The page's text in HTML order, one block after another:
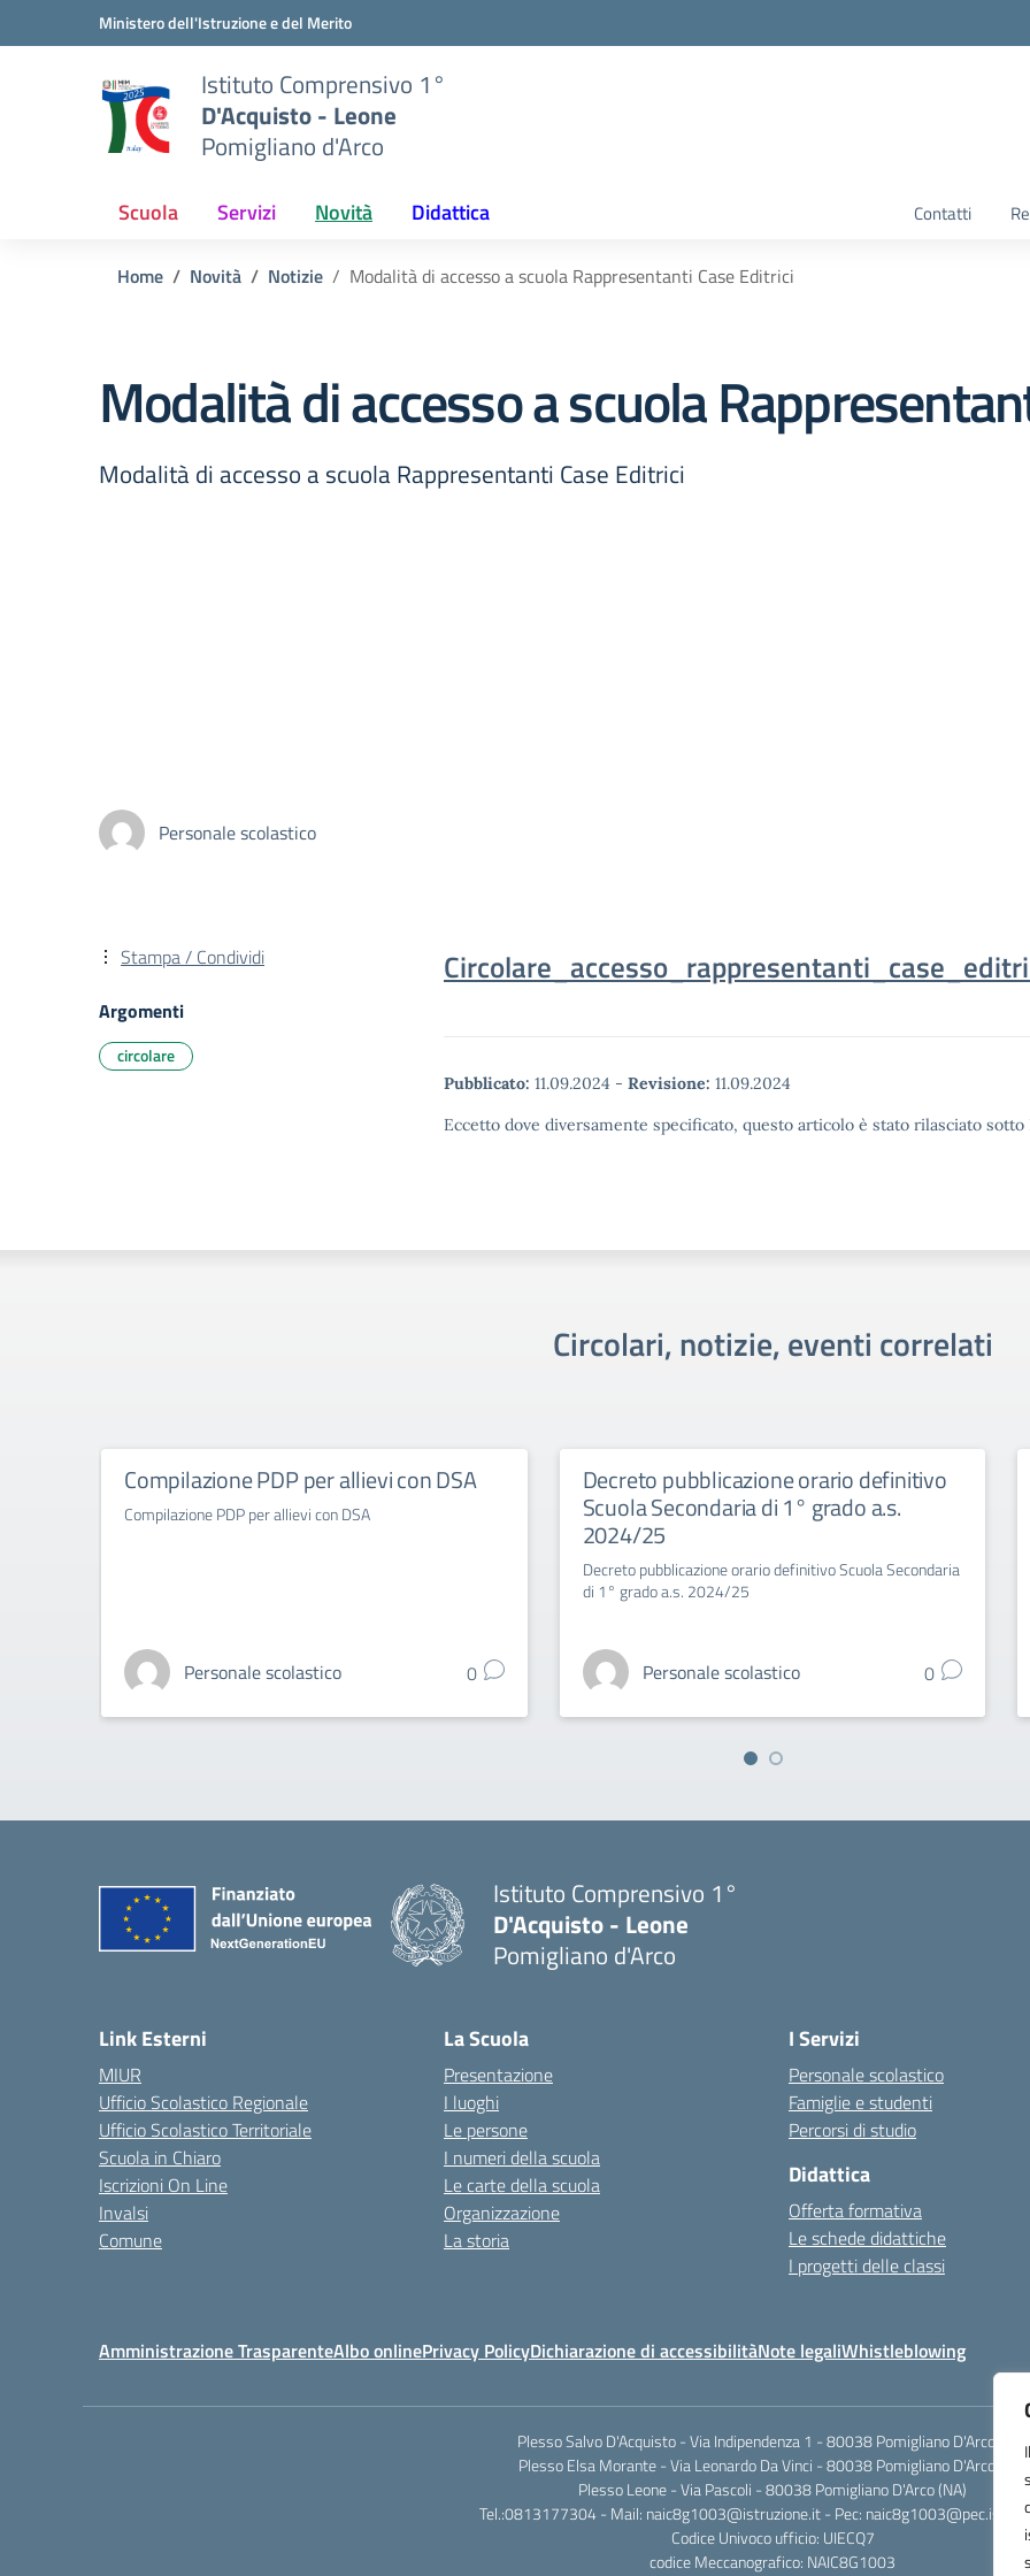
Vai ai contenuti
Vai al menu di navigazioneMinistero dell'Istruzione e del Merito
Istituto Comprensivo 1°
D'Acquisto - Leone
Pomigliano d'Arco
Scuola Servizi Novità Didattica Contatti
Home Novità Notizie Modalità di accesso a scuola Rappresentanti Case Editrici
Modalità di accesso a scuola
Modalità di accesso a scuola Rappresentanti Case Editrici
Personale scolastico
Pubblicato: 11.09.2024 - Revisione: 11.09.2024
Eccetto dove diversamente specificato, questo articolo è stato rilasciato
Stampa / Condividi
Argomenti
circolare
Circolari, notizie, eventi correlati
Compilazione PDP per allievi con DSA
Compilazione PDP per allievi con DSA
Personale scolastico 0
Decreto pubblicazione orario definitivo
Scuola Secondaria di 1° grado a.s.
2024/25
Decreto pubblicazione orario definitivo Scuola Secondaria
di 1° grado a.s. 2024/25
Personale scolastico 0
Istituto Comprensivo 1°
D'Acquisto - Leone
Pomigliano d'Arco
Link Esterni
MIUR
Ufficio Scolastico Regionale
Ufficio Scolastico Territoriale
Scuola in Chiaro
Iscrizioni On Line
Invalsi
Comune
La Scuola
Presentazione
I luoghi
Le persone
I numeri della scuola
Le carte della scuola
Organizzazione
La storia
I Servizi
Personale scolastico
Famiglie e studenti
Percorsi di studio
Didattica
Offerta formativa
Le schede didattiche
I progetti delle classi
Amministrazione TrasparenteAlbo onlinePrivacy PolicyDichiarazione di accessibilitàNote legaliWhistleblowing
Plesso Salvo D'Acquisto - Via Indipendenza 1 - 80038 Pomigliano D'Arco (NA)
Plesso Elsa Morante - Via Leonardo Da Vinci - 80038 Pomigliano D'Arco (NA)
Plesso Leone - Via Pascoli - 80038 Pomigliano D'Arco (NA)
Tel.:0813177304 - Mail: naic8g1003@istruzione.it - Pec:
Codice Univoco ufficio: UIECQ7
codice Meccanografico: NAIC8G1003